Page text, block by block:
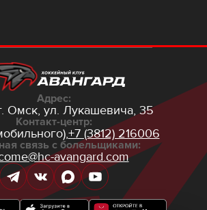
Адрес:
Омск, ул. Лукашевича, 35
Контакт-центр:
+7 (3812) 216006
связь с болельщиками:
avangard.com